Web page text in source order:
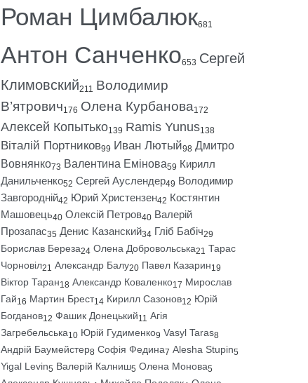
Роман Цимбалюк681
Антон Санченко653 Сергей
Климовский211 Володимир
В’ятрович176 Олена Курбанова172
Алексей Копытько139 Ramis Yunus138
Віталій Портников99 Иван Лютый98 Дмитро
Вовнянко73 Валентина Емінова59 Кирилл
Данильченко52 Сергей Ауслендер49 Володимир
Завгородній42 Юрий Христензен42 Костянтин
Машовець40 Олексій Петров40 Валерій
Прозапас35 Денис Казанский34 Гліб Бабіч29
Борислав Береза24 Олена Добровольська21 Тарас
Чорновіл21 Александр Балу20 Павел Казарин19
Віктор Таран18 Александр Коваленко17 Мирослав
Гай16 Мартин Брест14 Кирилл Сазонов12 Юрій
Богданов12 Фашик Донецький11 Агія
Загребельська10 Юрій Гудименко9 Vasyl Taras8
Андрій Баумейстер8 Софія Федина7 Alesha Stupin5
Yigal Levin5 Валерій Калниш5 Олена Монова5